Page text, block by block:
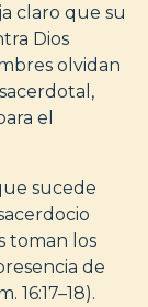
claro que su
Dios
olvidan
el
sucede
toman los
de
16:17–18).